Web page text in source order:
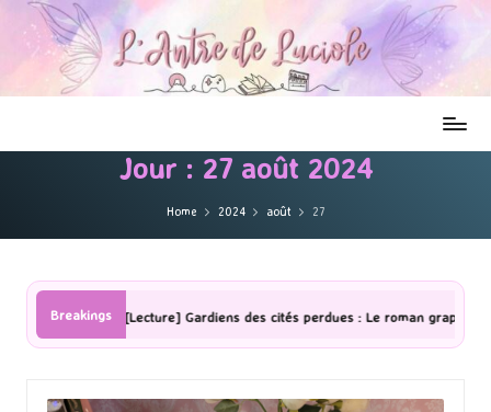
Jour : 27 août 2024
Home 2024 août 27
Breakings
[Lecture] Gardiens des cités perdues : Le roman graphique Tome 1